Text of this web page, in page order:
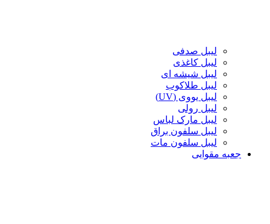
لیبل صدفی
لیبل کاغذی
لیبل شیشه ای
لیبل طلاکوب
لیبل یووی (UV)
لیبل رولی
لیبل مارک لباس
لیبل سلفون براق
لیبل سلفون مات
جعبه مقوایی